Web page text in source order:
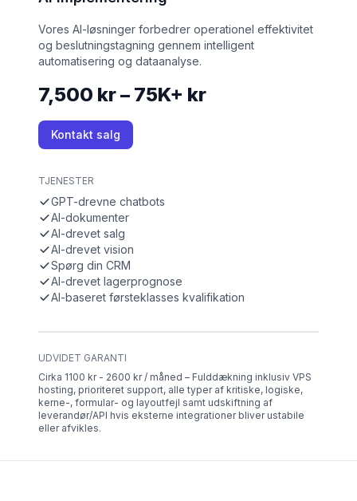
Vores AI-løsninger forbedrer operationel effektivitet
og beslutningstagning gennem intelligent
automatisering og dataanalyse.
7,500 kr – 75K+ kr
Kontakt salg
TJENESTER
GPT-drevne chatbots
AI-dokumenter
AI-drevet salg
AI-drevet vision
Spørg din CRM
AI-drevet lagerprognose
AI-baseret førsteklasses kvalifikation
UDVIDET GARANTI
Cirka 1100 kr - 2600 kr / måned – Fulddækning inklusiv VPS
hosting, prioriteret support, alle typer af kritiske, logiske,
kerne-, formular- og layoutfejl samt udskiftning af
leverandør/API hvis eksterne integrationer bliver ustabile
eller afvikles.